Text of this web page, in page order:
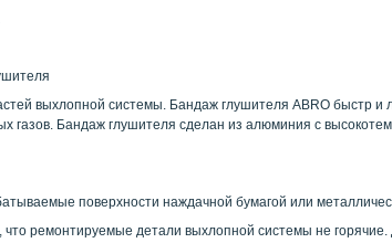
выхлопной системы. Бандаж глушителя ABRO быстр
газов. Бандаж глушителя сделан из алюминия с
поверхности наждачной бумагой или
ремонтируемые детали выхлопной системы не горячие.